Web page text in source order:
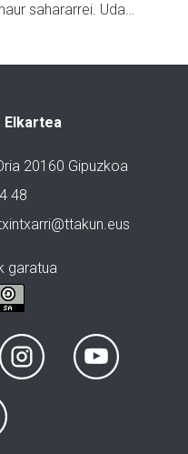
haur sahararrei. Uda…
Elkartea
20160 Gipuzkoa
48
garatua